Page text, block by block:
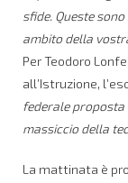
sfide. Queste
ambito della
Per Teodoro
all’Istruzione,
federale proposta
massiccio della
La mattinata è